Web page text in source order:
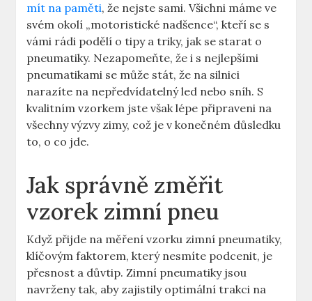
mít na paměti, že nejste sami. Všichni máme ve
svém okolí „motoristické nadšence“, kteří se s
vámi rádi podělí o tipy a triky, jak se starat o
pneumatiky. Nezapomeňte, že i s nejlepšími
pneumatikami se může stát, že na silnici
narazíte na nepředvídatelný led nebo sníh. S
kvalitním vzorkem jste však lépe připraveni na
všechny výzvy zimy, což je v konečném důsledku
to, o co jde.
Jak správně změřit
vzorek zimní pneu
Když přijde na měření vzorku zimní pneumatiky,
klíčovým faktorem, který nesmíte podcenit, je
přesnost a důvtip. Zimní pneumatiky jsou
navrženy tak, aby zajistily optimální trakci na